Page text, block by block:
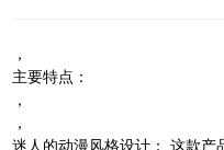
，
主要特点：
，
，
迷人的动漫风格设计： 这款产